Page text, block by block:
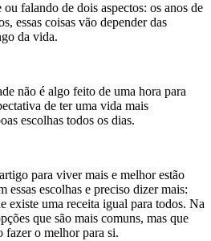
falando de dois aspectos: os anos de
essas coisas vão depender das
da vida.
não é algo feito de uma hora para
de ter uma vida mais
escolhas todos os dias.
para viver mais e melhor estão
essas escolhas e preciso dizer mais:
existe uma receita igual para todos. Na
que são mais comuns, mas que
fazer o melhor para si.